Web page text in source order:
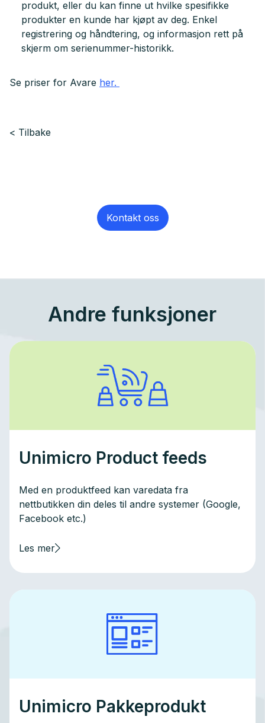
produkt, eller du kan finne ut hvilke spesifikke
produkter en kunde har kjøpt av deg. Enkel
registrering og håndtering, og informasjon rett på
skjerm om serienummer-historikk.
Se priser for Avare her.
Tilbake
Kontakt oss
Andre funksjoner
Unimicro Product feeds
Med en produktfeed kan varedata fra
nettbutikken din deles til andre systemer (Google,
Facebook etc.)
Les mer
Unimicro Pakkeprodukt